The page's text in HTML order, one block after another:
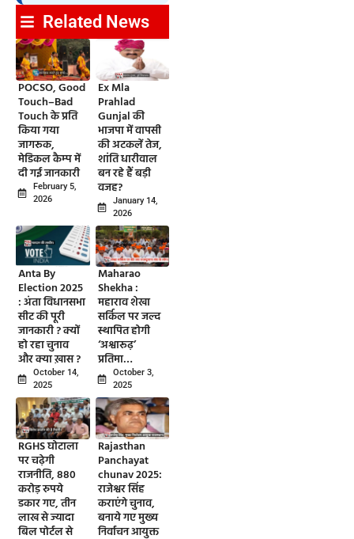
Related News
POCSO, Good
Touch–Bad
Touch के प्रति
किया गया
जागरूक,
मेडिकल कैम्प में
दी गई जानकारी
February 5,
2026
Ex Mla
Prahlad
Gunjal की
भाजपा में वापसी
की अटकलें तेज,
शांति धारीवाल
बन रहे हैं बड़ी
वजह?
January 14,
2026
Anta By
Election 2025
: अंता विधानसभा
सीट की पूरी
जानकारी ? क्यों
हो रहा चुनाव
और क्या ख़ास ?
October 14,
2025
Maharao
Shekha :
महाराव शेखा
सर्किल पर जल्द
स्थापित होगी
‘अश्वारूढ़’
प्रतिमा…
October 3,
2025
RGHS घोटाला
पर चढ़ेगी
राजनीति, 880
करोड़ रुपये
डकार गए, तीन
लाख से ज्यादा
बिल पोर्टल से
Rajasthan
Panchayat
chunav 2025:
राजेश्वर सिंह
कराएंगे चुनाव,
बनाये गए मुख्य
निर्वाचन आयुक्त